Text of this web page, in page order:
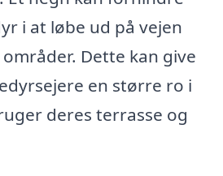
i at løbe ud på vejen
Dette kan give
en større ro i
deres terrasse og